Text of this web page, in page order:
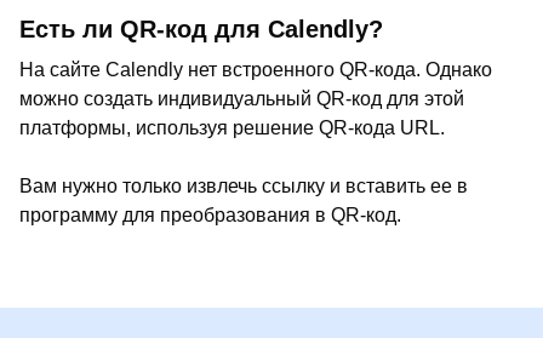
Есть ли QR-код для Calendly?
На сайте Calendly нет встроенного QR-кода. Однако
можно создать индивидуальный QR-код для этой
платформы, используя решение QR-кода URL.
Вам нужно только извлечь ссылку и вставить ее в
программу для преобразования в QR-код.